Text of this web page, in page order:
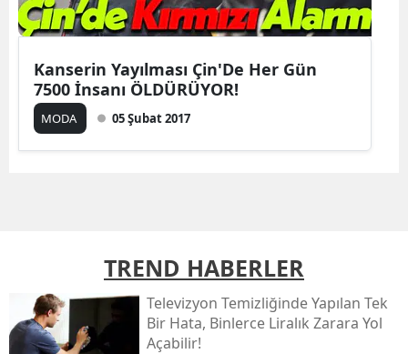
Kanserin Yayılması Çin'De Her Gün
7500 İnsanı ÖLDÜRÜYOR!
MODA 05 Şubat 2017
TREND HABERLER
Televizyon Temizliğinde Yapılan Tek
Bir Hata, Binlerce Liralık Zarara Yol
Açabilir!